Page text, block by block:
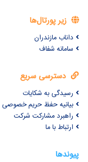
زیر پورتال‌ها
داناب مازندران
سامانه شفاف
دسترسی سریع
رسیدگی به شکایات
بیانیه حفظ حریم خصوصی
راهبرد مشارکت شرکت
ارتباط با ما
پیوندها